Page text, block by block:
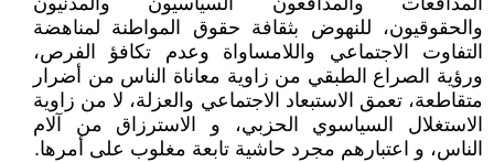
والحقوقيون، للنهوض بثقافة حقوق المواطنة لمناهضة
التفاوت الاجتماعي واللامساواة وعدم تكافؤ الفرص،
ورؤية الصراع الطبقي من زاوية معاناة الناس من أضرار
متقاطعة، تعمق الاستبعاد الاجتماعي والعزلة، لا من زاوية
الاستغلال السياسوي الحزبي، و الاسترزاق من آلام
الناس، و اعتبارهم مجرد حاشية تابعة مغلوب على أمرها.